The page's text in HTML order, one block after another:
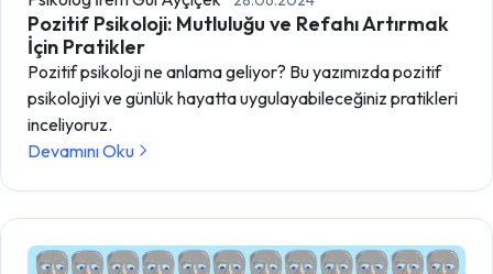
Pozitif Psikoloji: Mutluluğu ve Refahı Artırmak
İçin Pratikler
Pozitif psikoloji ne anlama geliyor? Bu yazımızda pozitif
psikolojiyi ve günlük hayatta uygulayabileceğiniz pratikleri
inceliyoruz.
Devamını Oku